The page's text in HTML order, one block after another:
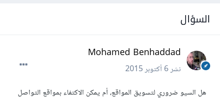
السؤال
Mohamed Benhaddad
نشر6 أكتوبر 2015
هل السيو ضروري لتسويق المواقع، أم يمكن الاكتفاء بمواقع التواصل